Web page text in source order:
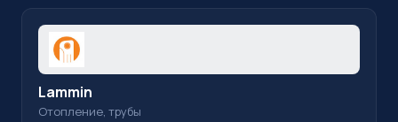
Lammin
Отопление, трубы